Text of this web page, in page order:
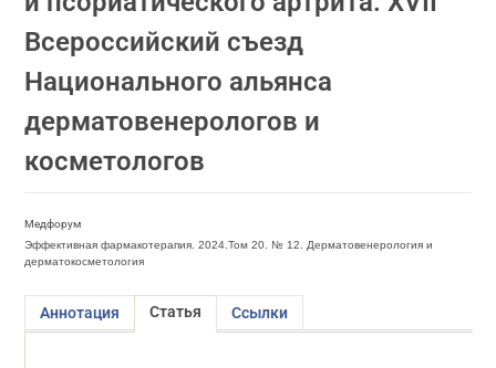
Всероссийский съезд
Национального альянса
дерматовенерологов и
косметологов
Медфорум
Эффективная фармакотерапия. 2024.Том 20. № 12. Дерматовенерология и
дерматокосметология
Аннотация Статья Ссылки